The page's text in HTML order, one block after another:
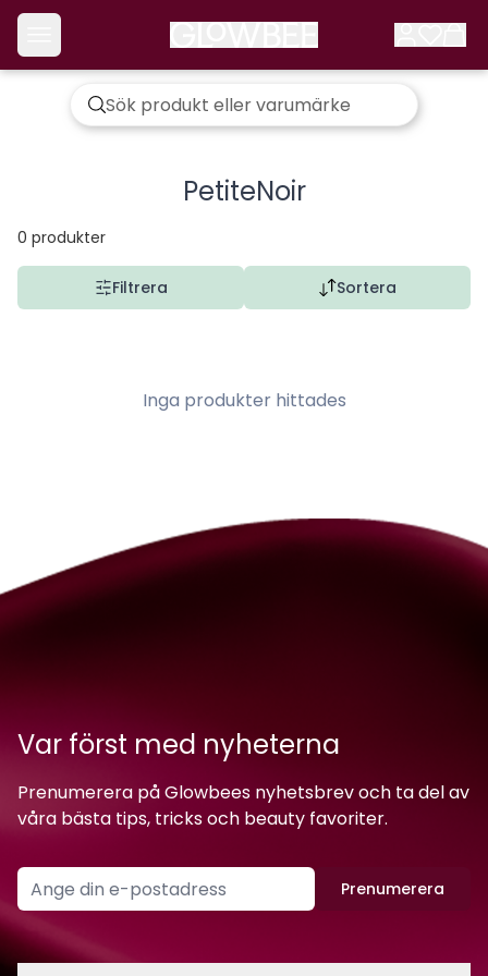
PetiteNoir
0 produkter
Filtrera Sortera
Inga produkter hittades
Var först med nyheterna
Prenumerera på Glowbees nyhetsbrev och ta del av
våra bästa tips, tricks och beauty favoriter.
Prenumerera